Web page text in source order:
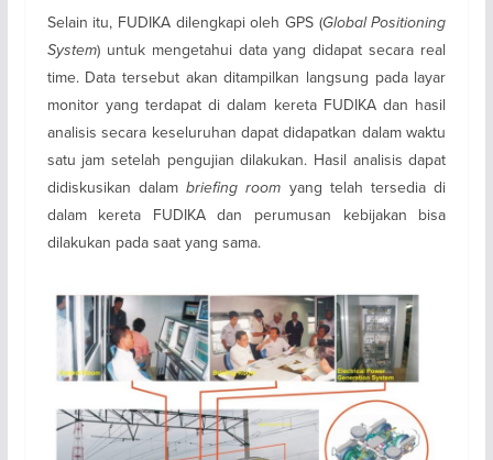
Selain itu, FUDIKA dilengkapi oleh GPS (Global Positioning
System) untuk mengetahui data yang didapat secara real
time. Data tersebut akan ditampilkan langsung pada layar
monitor yang terdapat di dalam kereta FUDIKA dan hasil
analisis secara keseluruhan dapat didapatkan dalam waktu
satu jam setelah pengujian dilakukan. Hasil analisis dapat
didiskusikan dalambriefing room yang telah tersedia di
dalam kereta FUDIKA dan perumusan kebijakan bisa
dilakukan pada saat yang sama.